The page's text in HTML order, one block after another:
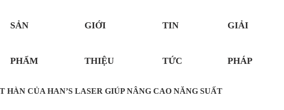
SẢN
PHẨM
GIỚI
THIỆU
TIN
TỨC
GIẢI
PHÁP
HÀN CỦA HAN’S LASER GIÚP NÂNG CAO NĂNG SUẤT